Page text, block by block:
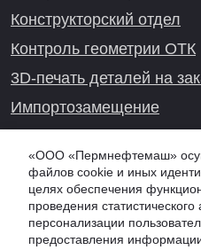
Конструкторский отдел
Контроль геометрии ОТК
3D-печать деталей на
Импортозамещение
Онлайн-
«ООО «Пермнефтемаш»
файлов cookie и иных
целях обеспечения
проведения
персонализации
предоставления